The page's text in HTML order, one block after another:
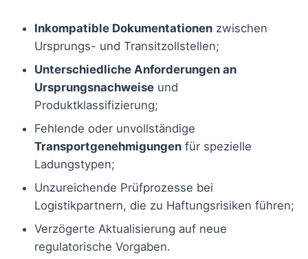
Inkompatible Dokumentationen zwischen
Ursprungs- und Transitzollstellen;
Unterschiedliche Anforderungen an
Ursprungsnachweise und
Produktklassifizierung;
Fehlende oder unvollständige
Transportgenehmigungen für spezielle
Ladungstypen;
Unzureichende Prüfprozesse bei
Logistikpartnern, die zu Haftungsrisiken führen;
Verzögerte Aktualisierung auf neue
regulatorische Vorgaben.